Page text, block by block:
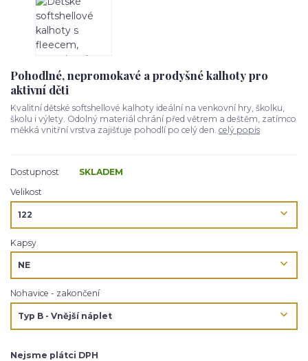
Pohodlné, nepromokavé a prodyšné kalhoty pro
aktivní děti
Kvalitní dětské softshellové kalhoty ideální na venkovní hry, školku,
školu i výlety. Odolný materiál chrání před větrem a deštěm, zatímco
měkká vnitřní vrstva zajišťuje pohodlí po celý den. celý popis
Dostupnost
SKLADEM
Velikost
Kapsy
Nohavice - zakončení
Nejsme plátci DPH